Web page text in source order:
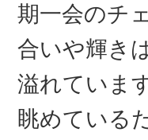
期一会のチ
合いや輝き
溢れています
眺めている